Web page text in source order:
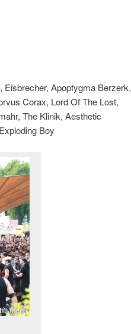
Eisbrecher, Apoptygma Berzerk,
Corax, Lord Of The Lost,
The Klinik, Aesthetic
Boy